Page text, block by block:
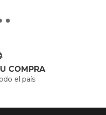
COMPRA
el país